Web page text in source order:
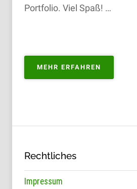
Portfolio. Viel Spaß! …
MEHR ERFAHREN
ZUM
Rechtliches
Impressum